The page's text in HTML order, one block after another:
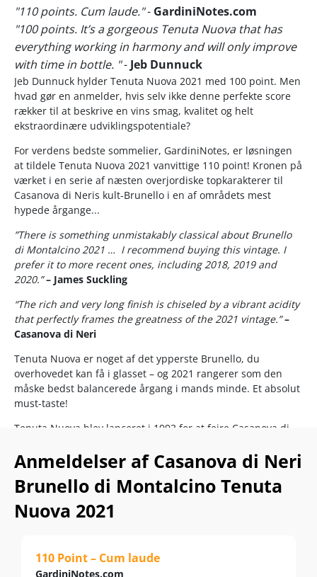
"110 points. Cum laude."- GardiniNotes.com
"100 points. It’s a gorgeous Tenuta Nuova that has
everything working in harmony and will only improve
with time in bottle. "- Jeb Dunnuck
Jeb Dunnuck hylder Tenuta Nuova 2021 med 100 point. Men
hvad gør en anmelder, hvis selv ikke denne perfekte score
rækker til at beskrive en vins smag, kvalitet og helt
ekstraordinære udviklingspotentiale?
For verdens bedste sommelier, GardiniNotes, er løsningen
at tildele Tenuta Nuova 2021 vanvittige 110 point! Kronen på
værket i en serie af næsten overjordiske topkarakterer til
Casanova di Neris kult-Brunello i en af områdets mest
hypede årgange...
”There is something unmistakably classical about Brunello
di Montalcino 2021 … I recommend buying this vintage. I
prefer it to more recent ones, including 2018, 2019 and
2020.” – James Suckling
“The rich and very long finish is chiseled by a vibrant acidity
that perfectly frames the greatness of the 2021 vintage.” –
Casanova di Neri
Tenuta Nuova er noget af det ypperste Brunello, du
overhovedet kan få i glasset – og 2021 rangerer som den
måske bedst balancerede årgang i mands minde. Et absolut
must-taste!
Tenuta Nuova blev lanceret i 1993 for at fejre Casanova di
vinen været et samlerobjekt for Brunello-fans. Det hele
eksploderede i 2010, da Robert Parker gav vinen 100 point,
og topniveauet har været en sikker konstant igennem snart
3 årtier.
franske tonneaux-fade, hvoraf 5 % er helt nye.
Anmeldelser af Casanova di Neri
Brunello di Montalcino Tenuta
Nuova 2021
110 Point – Cum laude
GardiniNotes.com